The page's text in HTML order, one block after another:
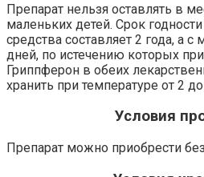
Препарат нельзя оставлять в
маленьких детей. Срок
средства составляет 2 года, а
дней, по истечению которых
Гриппферон в обеих
хранить при температуре от 2
Условия
Препарат можно приобрести